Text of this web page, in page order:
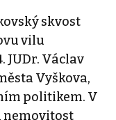
skvost
vilu
JUDr. Václav
Vyškova,
politikem. V
nemovitost